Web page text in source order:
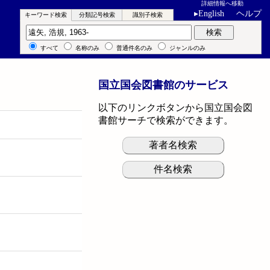
詳細情報へ移動
▸English ヘルプ
キーワード検索 分類記号検索 識別子検索
キーワード検索 検索
すべて 名称のみ 普通件名のみ ジャンルのみ
国立国会図書館のサービス
以下のリンクボタンから国立国会図
書館サーチで検索ができます。
著者名検索
件名検索